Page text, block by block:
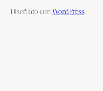
Diseñado conWordPress